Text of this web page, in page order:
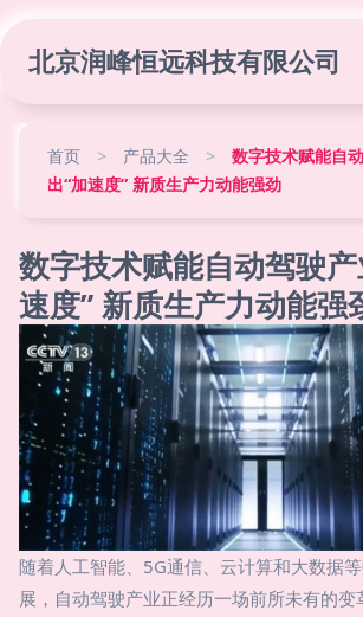
北京润峰恒远科技有限公司
首页 > 产品大全 >
数字技术赋能自
出“加速度” 新质生产力动能强劲
数字技术赋能自动驾驶
速度” 新质生产力动能强
随着人工智能、5G通信、云计算和大数据
展，自动驾驶产业正经历一场前所未有的变